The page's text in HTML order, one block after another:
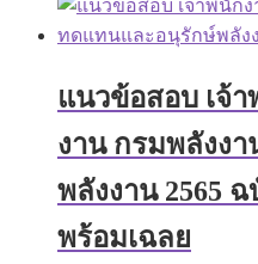
แนวข้อสอบ เจ้
งาน กรมพลังง
พลังงาน 2565
พร้อมเฉลย